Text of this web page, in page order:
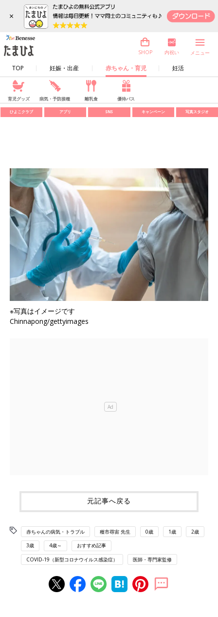
×
TOP 妊娠・出産 赤ちゃん・育児 妊活
SHOP 内祝い メニュー
育児グッズ 病気・予防接種 離乳食 優待パス
ひよこクラブ アプリ SNS キャンペーン 写真スタジオ
※写真はイメージです
Chinnapong/gettyimages
元記事へ戻る
赤ちゃんの病気・トラブル 種市尋宙 先生 0歳 1歳 2歳
3歳 4歳～ おすすめ記事
COVID-19（新型コロナウイルス感染症） 医師・専門家監修